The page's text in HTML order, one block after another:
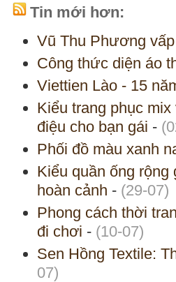
Tin mới hơn:
Vũ Thu Phương
Công thức diện áo
Viettien Lào - 15
Kiểu trang phục
điệu cho bạn gái -
Phối đồ màu xanh
Kiểu quần ống rộng
hoàn cảnh - (29-07)
Phong cách thời
đi chơi - (10-07)
Sen Hồng Textile:
07)